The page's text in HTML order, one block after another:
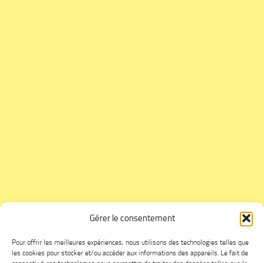
Gérer le consentement
Pour offrir les meilleures expériences, nous utilisons des technologies telles que
les cookies pour stocker et/ou accéder aux informations des appareils. Le fait de